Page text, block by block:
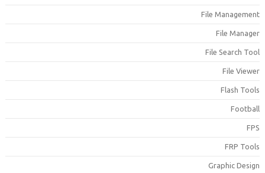
File
File
File Search
File
Flash
FRP
Graphic